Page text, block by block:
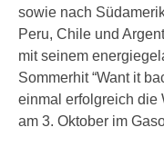
sowie nach
Peru, Chile und
mit seinem
Sommerhit “Want it
einmal erfolgreich die
am 3. Oktober im